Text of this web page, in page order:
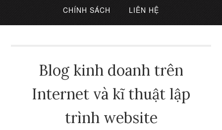
CHÍNH SÁCH LIÊN HỆ
Blog kinh doanh trên
Internet và kĩ thuật lập
trình website